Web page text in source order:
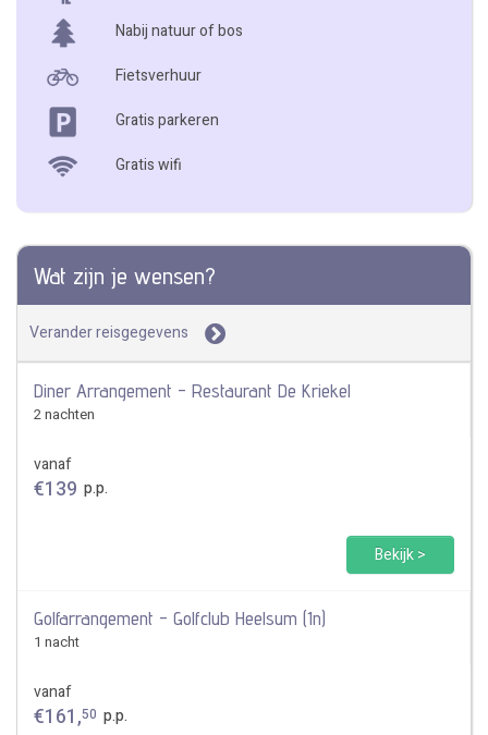
Nabij natuur of bos
Fietsverhuur
Gratis parkeren
Gratis wifi
Wat zijn je wensen?
Verander reisgegevens
Diner Arrangement - Restaurant De Kriekel
2 nachten
vanaf
€139 p.p.
Bekijk >
Golfarrangement - Golfclub Heelsum (1n)
1 nacht
vanaf
€161,50 p.p.